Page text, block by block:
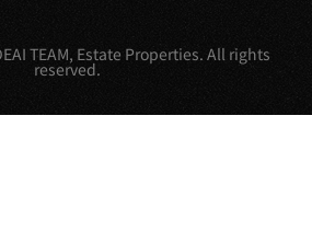
TEAM, Estate Properties. All rights
reserved.